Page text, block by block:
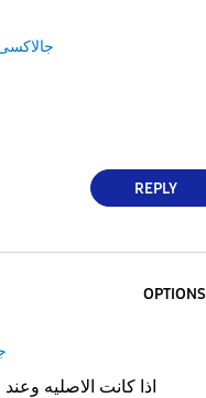
REPLY
OPTIONS
اذا كانت الاصليه وعند